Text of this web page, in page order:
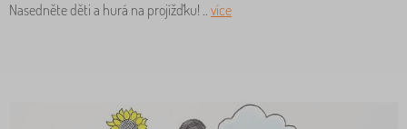
Nasedněte děti a hurá na projížďku! .. více